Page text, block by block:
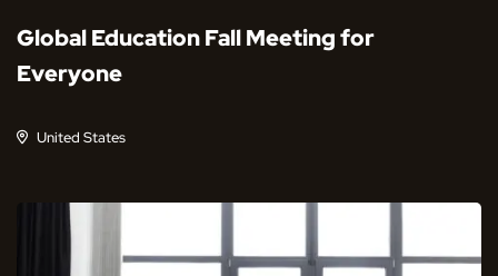
Global Education Fall Meeting for
Everyone
United States